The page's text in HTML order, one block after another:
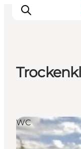
Events
Plane deine
WC